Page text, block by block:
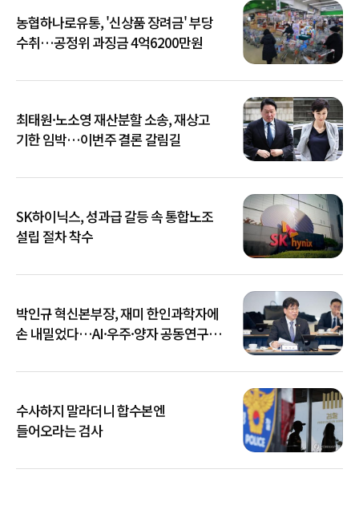
농협하나로유통, '신상품 장려금' 부당
수취…공정위 과징금 4억6200만원
최태원·노소영 재산분할 소송, 재상고
기한 임박…이번주 결론 갈림길
SK하이닉스, 성과급 갈등 속 통합노조
설립 절차 착수
박인규 혁신본부장, 재미 한인과학자에
손 내밀었다…AI·우주·양자 공동연구
수사하지 말라더니 합수본엔
들어오라는 검사